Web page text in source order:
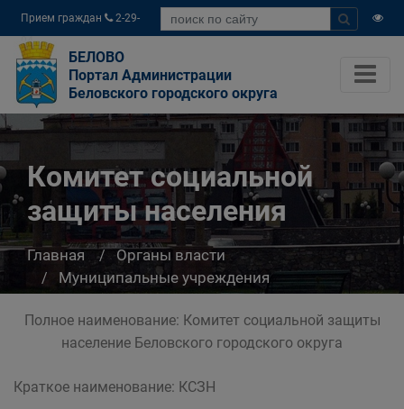
Прием граждан
2-29-
04
БЕЛОВО
Портал Администрации
Беловского городского округа
Комитет социальной
защиты населения
Главная
Органы власти
Муниципальные учреждения
Комитет социальной защиты населения
Полное наименование: Комитет социальной защиты
население Беловского городского округа
Краткое наименование: КСЗН